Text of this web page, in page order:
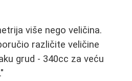
više nego veličina.
različite veličine
grud - 340cc za veću